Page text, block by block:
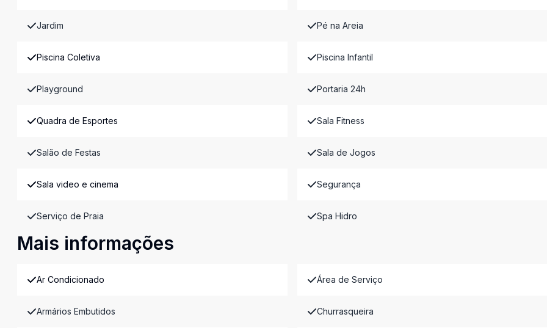
Jardim Pé na Areia
Piscina Coletiva Piscina Infantil
Playground Portaria 24h
Quadra de Esportes Sala Fitness
Salão de Festas Sala de Jogos
Sala video e cinema Segurança
Serviço de Praia Spa Hidro
Mais informações
Ar Condicionado Área de Serviço
Armários Embutidos Churrasqueira